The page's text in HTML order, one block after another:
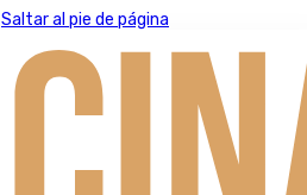
Saltar al pie de página